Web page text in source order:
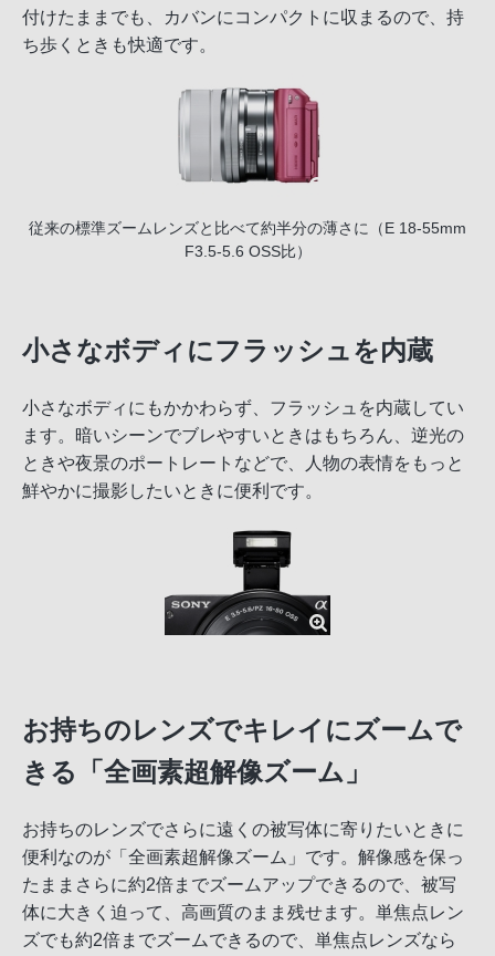
付けたままでも、カバンにコンパクトに収まるので、持
ち歩くときも快適です。
従来の標準ズームレンズと比べて約半分の薄さに（E 18-55mm
F3.5-5.6 OSS比）
小さなボディにフラッシュを内蔵
小さなボディにもかかわらず、フラッシュを内蔵してい
ます。暗いシーンでブレやすいときはもちろん、逆光の
ときや夜景のポートレートなどで、人物の表情をもっと
鮮やかに撮影したいときに便利です。
お持ちのレンズでキレイにズームで
きる「全画素超解像ズーム」
お持ちのレンズでさらに遠くの被写体に寄りたいときに
便利なのが「全画素超解像ズーム」です。解像感を保っ
たままさらに約2倍までズームアップできるので、被写
体に大きく迫って、高画質のまま残せます。単焦点レン
ズでも約2倍までズームできるので、単焦点レンズなら